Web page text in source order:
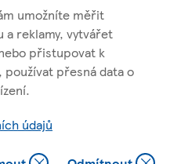
umožníte měřit
a reklamy, vytvářet
přistupovat k
přesná data o
údajů